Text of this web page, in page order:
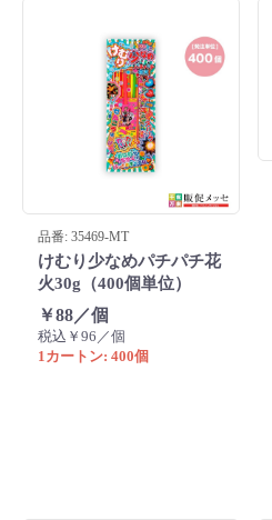
品番: 35469-MT
けむり少なめパチパチ花
火30g（400個単位）
￥88／個
税込￥96／個
1カートン: 400個